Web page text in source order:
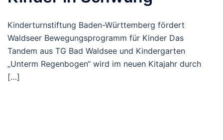
Kinderturnstiftung Baden-Württemberg fördert
Waldseer Bewegungsprogramm für Kinder Das
Tandem aus TG Bad Waldsee und Kindergarten
„Unterm Regenbogen“ wird im neuen Kitajahr durch
[…]